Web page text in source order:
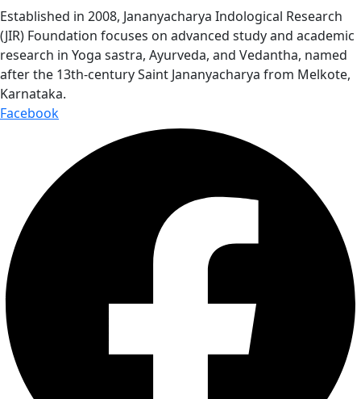
Established in 2008, Jananyacharya Indological Research
(JIR) Foundation focuses on advanced study and academic
research in Yoga sastra, Ayurveda, and Vedantha, named
after the 13th-century Saint Jananyacharya from Melkote,
Karnataka.
Facebook